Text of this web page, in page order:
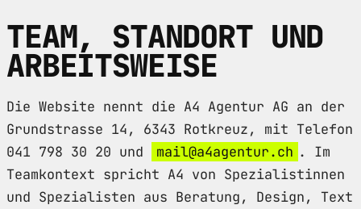
TEAM, STANDORT UND
ARBEITSWEISE
Die Website nennt die A4 Agentur AG an der
Grundstrasse 14, 6343 Rotkreuz, mit Telefon
041 798 30 20 und
mail@a4agentur.ch . Im
Teamkontext spricht A4 von Spezialistinnen
und Spezialisten aus Beratung, Design, Text